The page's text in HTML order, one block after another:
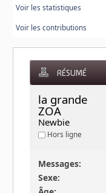
Voir les statistiques
Voir les contributions
RÉSUMÉ
la grande
ZOA
Newbie
Hors ligne
Messages:
Sexe: